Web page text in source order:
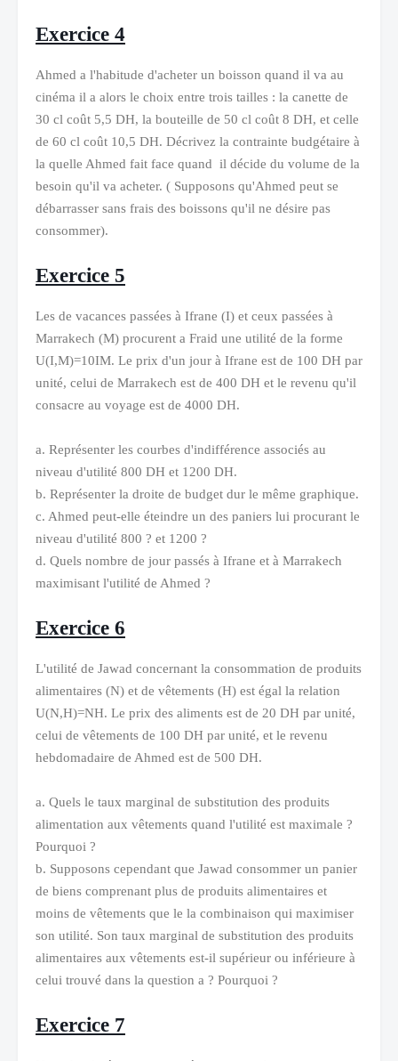
Exercice 4
Ahmed a l'habitude d'acheter un boisson quand il va au
cinéma il a alors le choix entre trois tailles : la canette de
30 cl coût 5,5 DH, la bouteille de 50 cl coût 8 DH, et celle
de 60 cl coût 10,5 DH. Décrivez la contrainte budgétaire à
la quelle Ahmed fait face quand il décide du volume de la
besoin qu'il va acheter. ( Supposons qu'Ahmed peut se
débarrasser sans frais des boissons qu'il ne désire pas
consommer).
Exercice 5
Les de vacances passées à Ifrane (I) et ceux passées à
Marrakech (M) procurent a Fraid une utilité de la forme
U(I,M)=10IM. Le prix d'un jour à Ifrane est de 100 DH par
unité, celui de Marrakech est de 400 DH et le revenu qu'il
consacre au voyage est de 4000 DH.
a. Représenter les courbes d'indifférence associés au
niveau d'utilité 800 DH et 1200 DH.
b. Représenter la droite de budget dur le même graphique.
c. Ahmed peut-elle éteindre un des paniers lui procurant le
niveau d'utilité 800 ? et 1200 ?
d. Quels nombre de jour passés à Ifrane et à Marrakech
maximisant l'utilité de Ahmed ?
Exercice 6
L'utilité de Jawad concernant la consommation de produits
alimentaires (N) et de vêtements (H) est égal la relation
U(N,H)=NH. Le prix des aliments est de 20 DH par unité,
celui de vêtements de 100 DH par unité, et le revenu
hebdomadaire de Ahmed est de 500 DH.
a. Quels le taux marginal de substitution des produits
alimentation aux vêtements quand l'utilité est maximale ?
Pourquoi ?
b. Supposons cependant que Jawad consommer un panier
de biens comprenant plus de produits alimentaires et
moins de vêtements que le la combinaison qui maximiser
son utilité. Son taux marginal de substitution des produits
alimentaires aux vêtements est-il supérieur ou inférieure à
celui trouvé dans la question a ? Pourquoi ?
Exercice 7